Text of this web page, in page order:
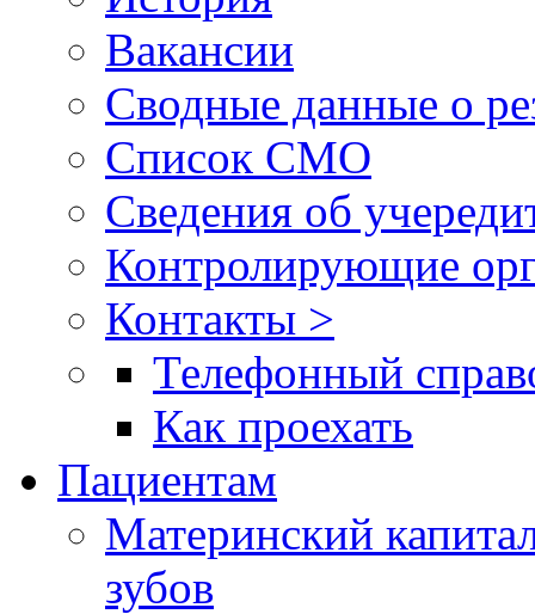
Вакансии
Сводные данные о
Список СМО
Сведения об
Контролирующие
Контакты >
Телефонный
Как проехать
Пациентам
Материнский
зубов